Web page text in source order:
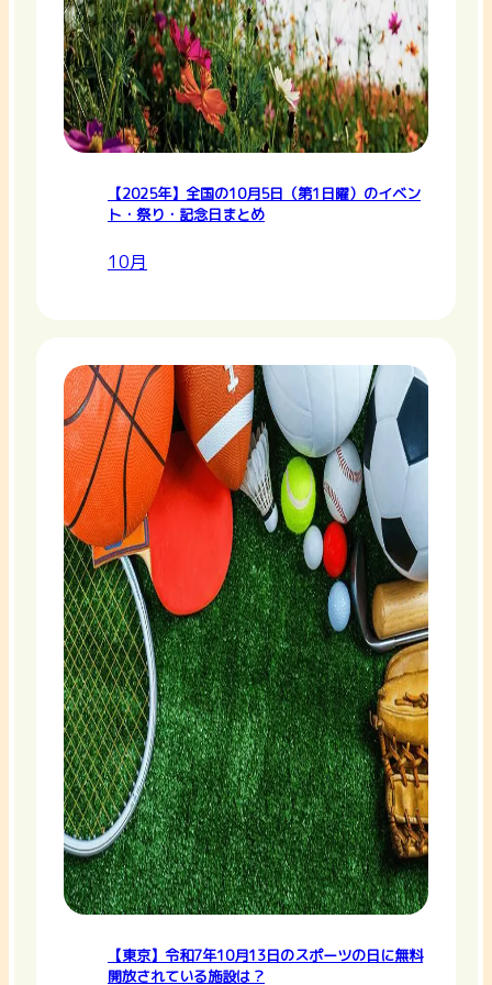
【2025年】全国の10月5日（第1日曜）のイベン
ト・祭り・記念日まとめ
10月
【東京】令和7年10月13日のスポーツの日に無料
開放されている施設は？